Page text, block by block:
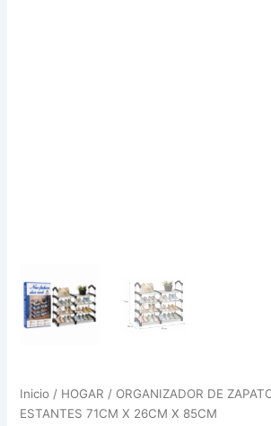
Inicio / HOGAR / ORGANIZADOR DE
ESTANTES 71CM X 26CM X 85CM